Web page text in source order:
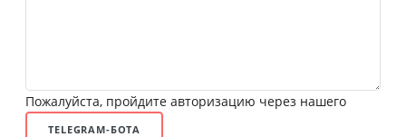
Пожалуйста, пройдите авторизацию через нашего
TELEGRAM-БОТА